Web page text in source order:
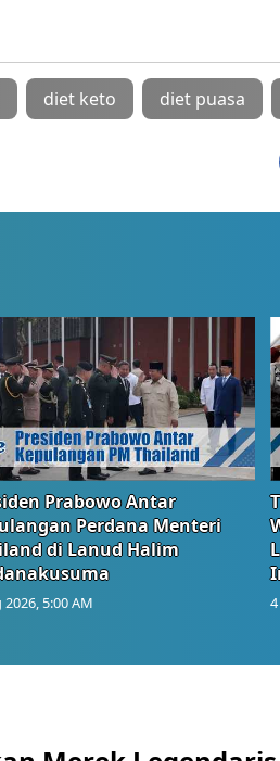
diet keto diet puasa
Prabowo Antar
Perdana Menteri
di Lanud Halim
2026, 5:00 AM